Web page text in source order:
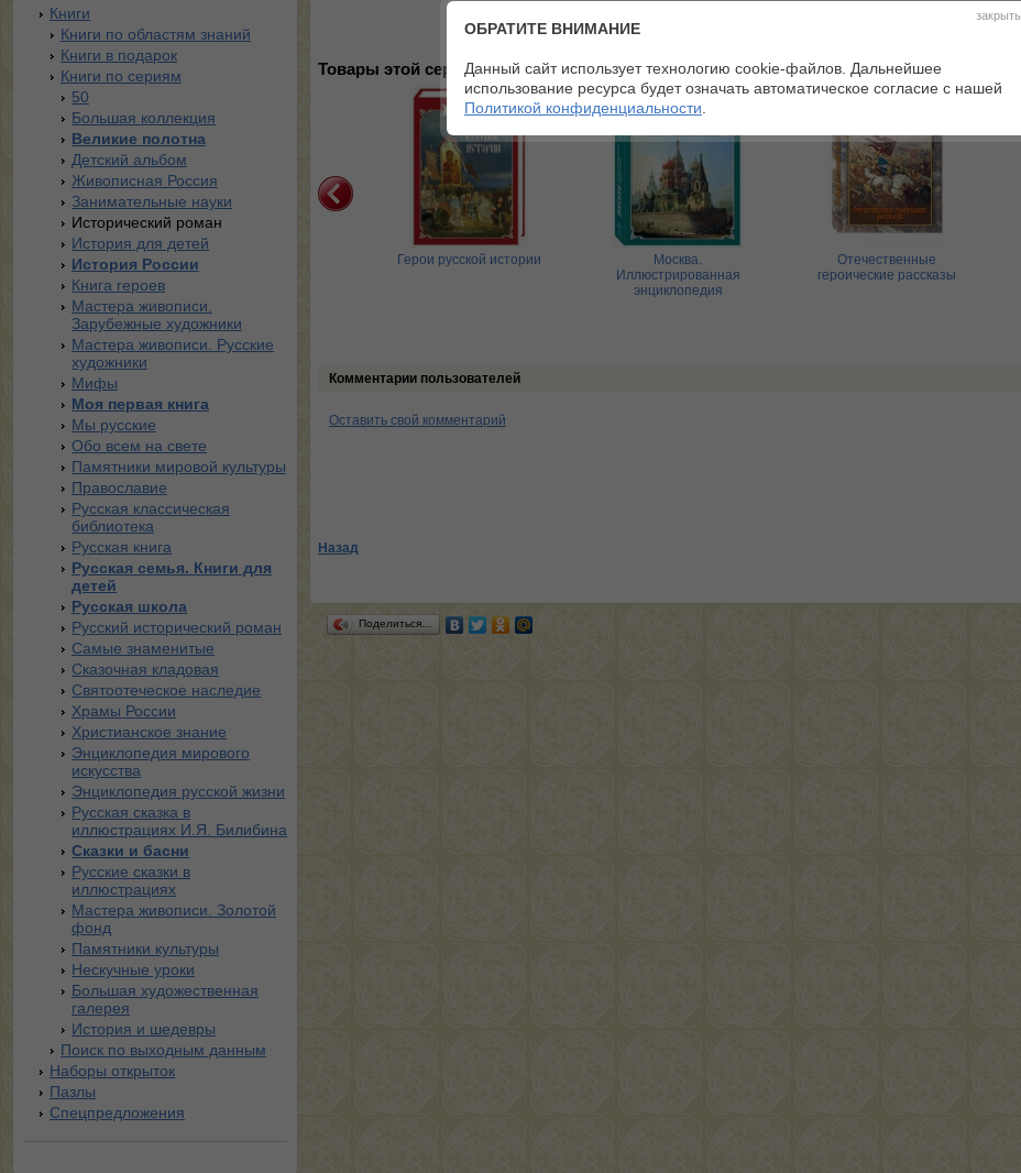
Книги
Книги по областям знаний
Книги в подарок
Книги по сериям
50
Большая коллекция
Великие полотна
Детский альбом
Живописная Россия
Занимательные науки
Исторический роман
История для детей
История России
Книга героев
Мастера живописи.
Зарубежные художники
Мастера живописи. Русские
художники
Мифы
Моя первая книга
Мы русские
Обо всем на свете
Памятники мировой культуры
Православие
Русская классическая
библиотека
Русская книга
Русская семья. Книги для
детей
Русская школа
Русский исторический роман
Самые знаменитые
Сказочная кладовая
Святоотеческое наследие
Храмы России
Христианское знание
Энциклопедия мирового
искусства
Энциклопедия русской жизни
Русская сказка в
иллюстрациях И.Я. Билибина
Сказки и басни
Русские сказки в
иллюстрациях
Мастера живописи. Золотой
фонд
Памятники культуры
Нескучные уроки
Большая художественная
галерея
История и шедевры
Поиск по выходным данным
Наборы открыток
Пазлы
Спецпредложения
Товары этой серии:
Россия 1812 Герои русской истории
Москва.
Иллюстрированная
энциклопедия
Отечественные
героические рассказы
Комментарии пользователей
Оставить свой комментарий
Назад
Поделиться…
закрыть
ОБРАТИТЕ ВНИМАНИЕ
Данный сайт использует технологию cookie-файлов. Дальнейшее
использование ресурса будет означать автоматическое согласие с нашей
Политикой конфиденциальности